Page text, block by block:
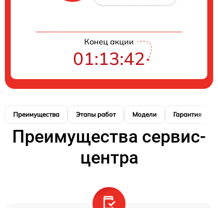
Конец акции
01:13:41
Преимущества Этапы работ Модели Гарантия
Преимущества сервис-
центра